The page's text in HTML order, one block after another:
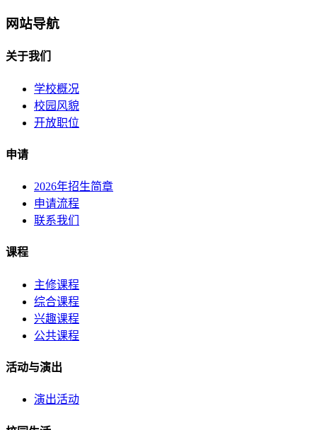
网站导航
关于我们
学校概况
校园风貌
开放职位
申请
2026年招生简章
申请流程
联系我们
课程
主修课程
综合课程
兴趣课程
公共课程
活动与演出
演出活动